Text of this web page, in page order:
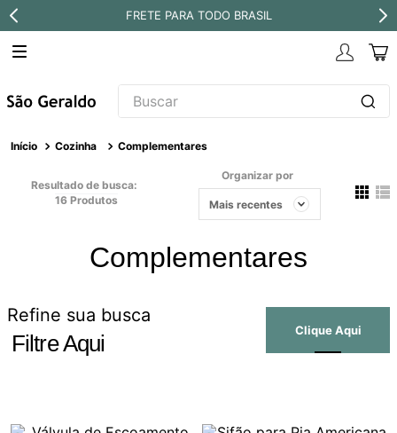
FRETE PARA TODO BRASIL
Buscar
Cozinha Complementares
Resultado de busca:
16 Produtos
Organizar por
Mais recentes
Complementares
Refine sua busca
Filtre Aqui
TERMOS MAIS BUSCADOS
2º
níquel escovado
deca acabamento registro
torneira
6º
atlas
7º
black matte